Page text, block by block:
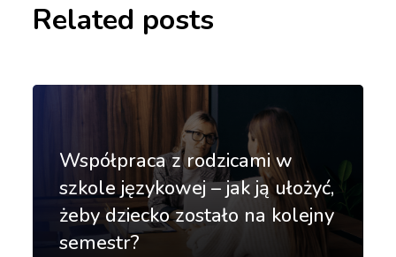
Related posts
Współpraca z rodzicami w
szkole językowej – jak ją ułożyć,
żeby dziecko zostało na kolejny
semestr?